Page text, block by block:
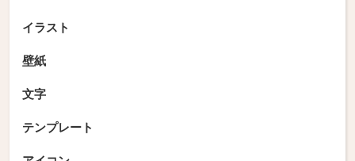
イラスト
壁紙
文字
テンプレート